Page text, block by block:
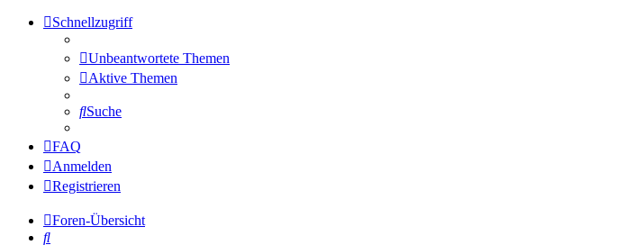
Schnellzugriff
Unbeantwortete Themen
Aktive Themen
Suche
FAQ
Anmelden
Registrieren
Foren-Übersicht
Suche